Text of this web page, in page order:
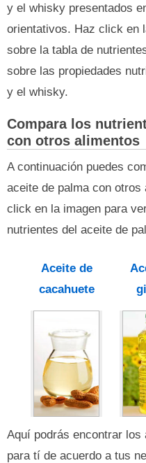
y el whisky presentados
orientativos. Haz click en
sobre la tabla de
sobre las propiedades
y el whisky.
Compara los
con otros alimentos
A continuación puedes
aceite de palma con
click en la imagen para
nutrientes del aceite de
Aceite de
cacahuete
Aquí podrás encontrar los
para tí de acuerdo a tus